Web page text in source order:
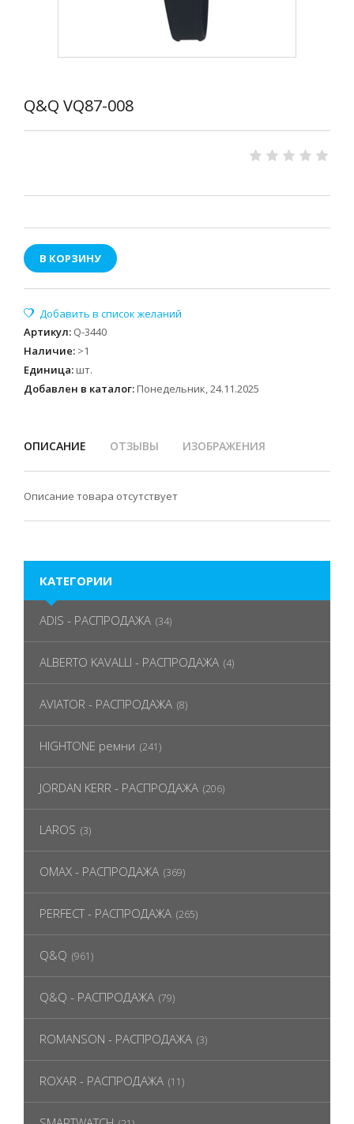
Q&Q VQ87-008
В КОРЗИНУ
Артикул: Q-3440
Наличие: >1
Единица: шт.
Добавлен в каталог: Понедельник, 24.11.2025
ОПИСАНИЕ ОТЗЫВЫ ИЗОБРАЖЕНИЯ
Описание товара отсутствует
КАТЕГОРИИ
ADIS - РАСПРОДАЖА (34)
ALBERTO KAVALLI - РАСПРОДАЖА (4)
AVIATOR - РАСПРОДАЖА (8)
HIGHTONE ремни (241)
JORDAN KERR - РАСПРОДАЖА (206)
LAROS (3)
OMAX - РАСПРОДАЖА (369)
PERFECT - РАСПРОДАЖА (265)
Q&Q (961)
Q&Q - РАСПРОДАЖА (79)
ROMANSON - РАСПРОДАЖА (3)
ROXAR - РАСПРОДАЖА (11)